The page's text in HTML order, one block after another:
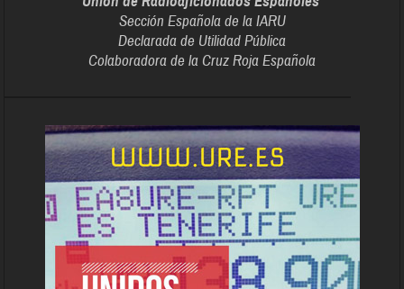
Sección Española de la IARU
Declarada de Utilidad Pública
Colaboradora de la Cruz Roja Española